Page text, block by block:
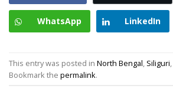
WhatsApp LinkedIn
This entry was posted in North Bengal Siliguri
Bookmark the permalink.